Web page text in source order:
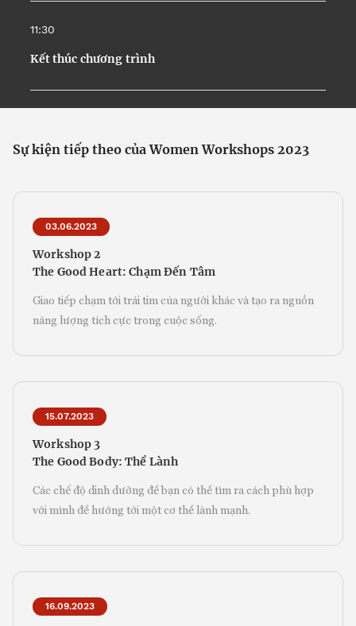
11:30
Kết thúc chương trình
Sự kiện tiếp theo của Women Workshops 2023
03.06.2023
Workshop 2
The Good Heart: Chạm Đến Tâm
Giao tiếp chạm tới trái tim của người khác và tạo ra nguồn
năng lượng tích cực trong cuộc sống.
15.07.2023
Workshop 3
The Good Body: Thể Lành
Các chế độ dinh dưỡng để bạn có thể tìm ra cách phù hợp
với mình để hướng tới một cơ thể lành mạnh.
16.09.2023